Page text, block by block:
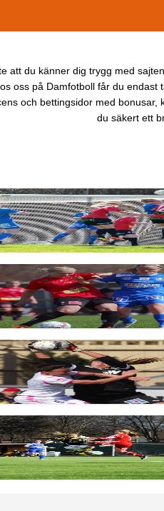
att du känner dig trygg med
oss på Damfotboll får du
och bettingsidor med
du säkert ett
QBIK
22:40
Bunkeflo – QBIK
21:10
– Mallbackens IF
20:54